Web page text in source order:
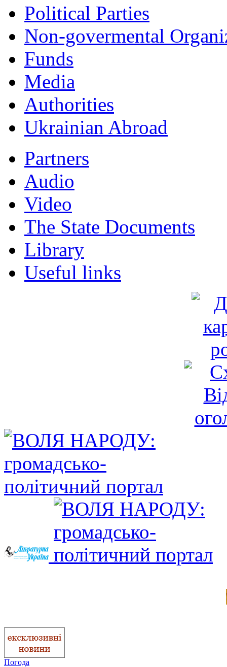
Political Parties
Non-govermental
Funds
Мedia
Authorities
Ukrainian Abroad
Partners
Audio
Video
The State Documents
Library
Useful links
Погода